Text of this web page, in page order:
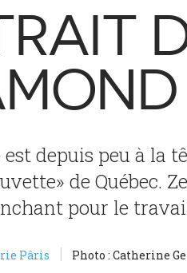
depuis peu à la
de Québec.
pour le
Pâris Photo : Catherine